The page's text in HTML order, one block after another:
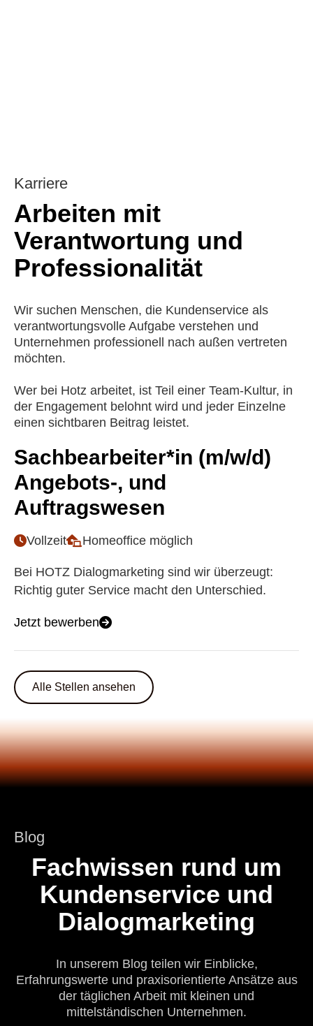
Karriere
Arbeiten mit
Verantwortung und
Professionalität
Wir suchen Menschen, die Kundenservice als
verantwortungsvolle Aufgabe verstehen und
Unternehmen professionell nach außen vertreten
möchten.
Wer bei Hotz arbeitet, ist Teil einer Team-Kultur, in
der Engagement belohnt wird und jeder Einzelne
einen sichtbaren Beitrag leistet.
Sachbearbeiter*in (m/w/d)
Angebots-, und
Auftragswesen
Vollzeit Homeoffice möglich
Bei HOTZ Dialogmarketing sind wir überzeugt:
Richtig guter Service macht den Unterschied.
Jetzt bewerben
Alle Stellen ansehen
Blog
Fachwissen rund um
Kundenservice und
Dialogmarketing
In unserem Blog teilen wir Einblicke,
Erfahrungswerte und praxisorientierte Ansätze aus
der täglichen Arbeit mit kleinen und
mittelständischen Unternehmen.